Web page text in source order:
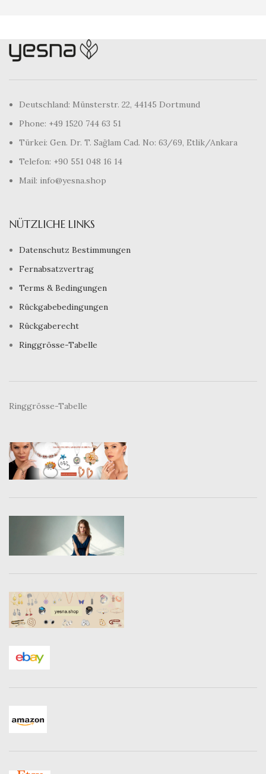
Deutschland: Münsterstr. 22, 44145 Dortmund
Phone: +49 1520 744 63 51
Türkei: Gen. Dr. T. Sağlam Cad. No: 63/69, Etlik/Ankara
Telefon: +90 551 048 16 14
Mail: info@yesna.shop
NÜTZLICHE LINKS
Datenschutz Bestimmungen
Fernabsatzvertrag
Terms & Bedingungen
Rückgabebedingungen
Rückgaberecht
Ringgrösse-Tabelle
Ringgrösse-Tabelle